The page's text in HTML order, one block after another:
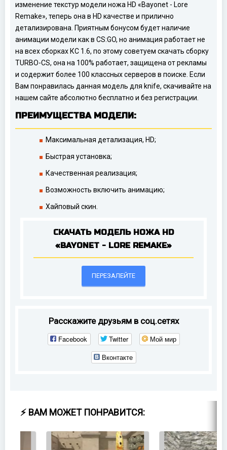
изменение текстур модели ножа HD «Bayonet - Lore
Remake», теперь она в HD качестве и прилично
детализирована. Приятным бонусом будет наличие
анимации модели как в CS:GO, но анимация работает не
на всех сборках КС 1.6, по этому советуем скачать сборку
TURBO-CS, она на 100% работает, защищена от рекламы
и содержит более 100 классных серверов в поиске. Если
Вам понравилась данная модель для knife, скачивайте на
нашем сайте абсолютно бесплатно и без регистрации.
ПРЕИМУЩЕСТВА МОДЕЛИ:
Максимальная детализация, HD;
Быстрая установка;
Качественная реализация;
Возможность включить анимацию;
Хайповый скин.
СКАЧАТЬ МОДЕЛЬ НОЖА HD
«BAYONET - LORE REMAKE»
ПЕРЕЗАЛЕЙТЕ
Расскажите друзьям в соц.сетях
Facebook Twitter
Мой мир
Вконтакте
⚡ ВАМ МОЖЕТ ПОНРАВИТСЯ: